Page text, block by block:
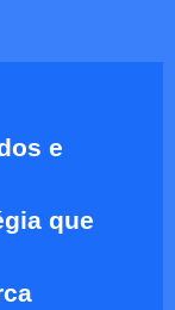
e
que